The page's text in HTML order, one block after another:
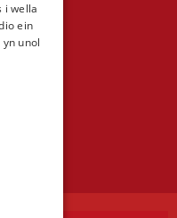
i wella
ein
unol